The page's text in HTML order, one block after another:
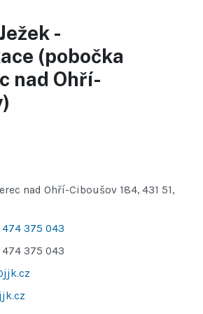
-
(pobočka
nad Ohří-
nad Ohří-Ciboušov 184, 431 51,
375 043
375 043